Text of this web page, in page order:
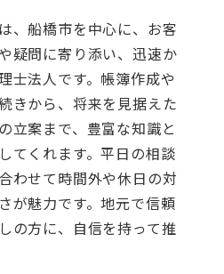
、船橋市を中心に、お客
疑問に寄り添い、迅速か
士法人です。帳簿作成や
きから、将来を見据えた
立案まで、豊富な知識と
てくれます。平日の相談
わせて時間外や休日の対
が魅力です。地元で信頼
の方に、自信を持って推